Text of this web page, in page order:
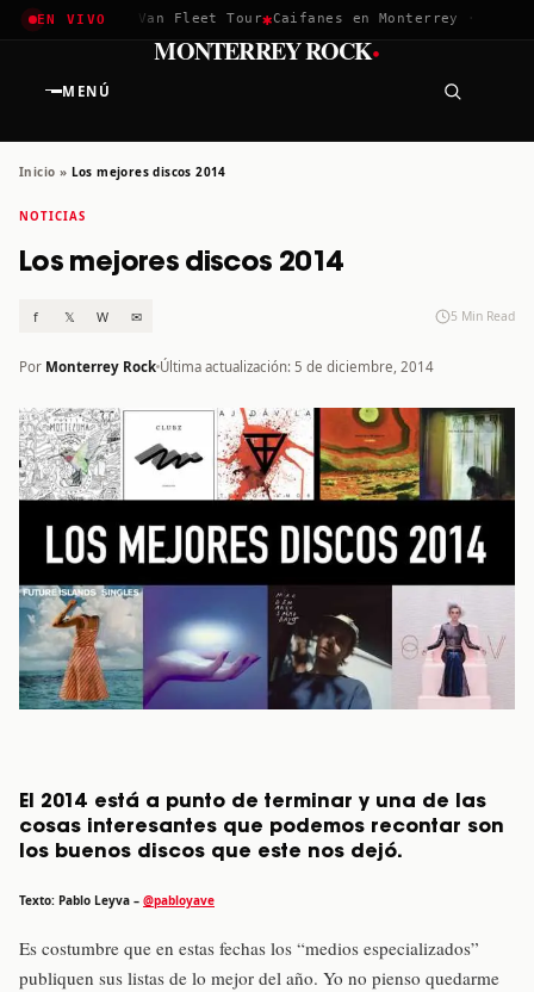
EN VIVO
✱Greta Van Fleet Tour✱Caifanes en Monterrey · 12 Dic
MENÚ
MONTERREY ROCK·
Inicio » Los mejores discos 2014
NOTICIAS
Los mejores discos 2014
f 𝕏 W ✉ 5 Min Read
Por Monterrey Rock Última actualización: 5 de diciembre, 2014
El 2014 está a punto de terminar y una de las
cosas interesantes que podemos recontar son
los buenos discos que este nos dejó.
Texto: Pablo Leyva – @pabloyave
Es costumbre que en estas fechas los “medios especializados”
publiquen sus listas de lo mejor del año. Yo no pienso quedarme